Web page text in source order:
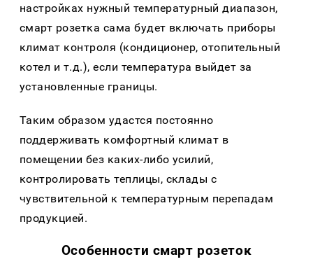
настройках нужный температурный диапазон,
смарт розетка сама будет включать приборы
климат контроля (кондиционер, отопительный
котел и т.д.), если температура выйдет за
установленные границы.
Таким образом удастся постоянно
поддерживать комфортный климат в
помещении без каких-либо усилий,
контролировать теплицы, склады с
чувствительной к температурным перепадам
продукцией.
Особенности смарт розеток